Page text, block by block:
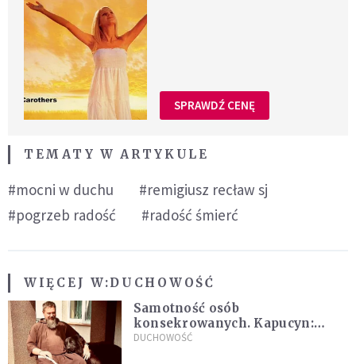
SPRAWDŹ CENĘ
TEMATY W ARTYKULE
#mocni w duchu
#remigiusz recław sj
#pogrzeb radość
#radość śmierć
WIĘCEJ W:DUCHOWOŚĆ
Samotność osób
konsekrowanych. Kapucyn:
Życie w pojedynkę rzadko jest
DUCHOWOŚĆ